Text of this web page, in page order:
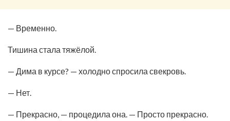
— Временно.
Тишина стала тяжёлой.
— Дима в курсе? — холодно спросила свекровь.
— Нет.
— Прекрасно, — процедила она. — Просто прекрасно.